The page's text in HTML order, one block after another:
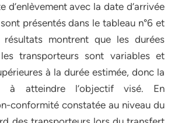
d’enlèvement avec la date d’arrivée
présentés dans le tableau n°6 et
montrent que les durées
transporteurs sont variables et
à la durée estimée, donc la
à atteindre l’objectif visé. En
conformité constatée au niveau du